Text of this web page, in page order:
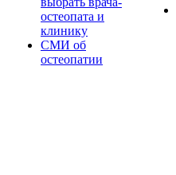
остеопата и
клинику
СМИ об
остеопатии